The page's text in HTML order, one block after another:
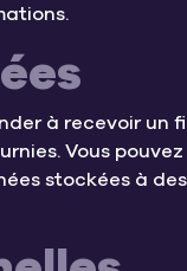
à recevoir
Vous
stockées à